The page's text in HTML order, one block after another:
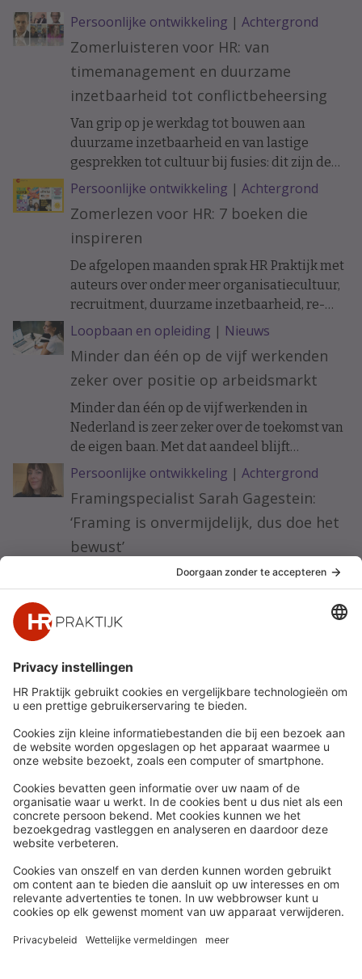
Persoonlijke ontwikkeling | Achtergrond
Zomerluisteren voor HR: van
timemanagement en duurzame
inzetbaarheid tot conflictbeheersing
Van grip op je werkdag tot bouwen aan
duurzame inzetbaarheid en van lastige
gesprekken tot cultuur bij fusies: dit zijn de
vijf afleveringen die HR-professionals het
meest beluisterden. Beluister ze hier (nog
eens) of lees de bijbehorende interviews.
Persoonlijke ontwikkeling | Achtergrond
Zomerlezen voor HR: 7 boeken die
inspireren
De afgelopen maanden sprak HR Praktijk met
auteurs over onder meer organisatiecultuur,
recruitment, duurzame inzetbaarheid, re-
integratie en de toekomst van HR.
Loopbaan en opleiding | Nieuws
Minder dan één op de vijf werkenden
zeker over positie op arbeidsmarkt
Minder dan één op de vijf werkenden in
Nederland is zeer zeker over de toekomst van
de eigen baan. Met dat aandeel blijft
Nederland achter bij het wereldwijde
gemiddelde van 22 procent.
Persoonlijke ontwikkeling | Achtergrond
Framingspecialist Sarah Gagestein:
‘Framing is onvermijdelijk, dus doe het
bewust’
Hoe taal, beeldvorming en subtiele signalen
HR-communicatie effectiever maken.
Snel naar
Nieuws
Whitepapers
Webinars
Word lid
Contact
Meer
HR Academy
HR Podcast
CHRO
HR Day
Volg Ons